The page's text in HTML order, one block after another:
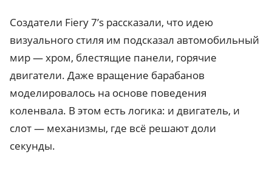
Создатели Fiery 7’s рассказали, что идею
визуального стиля им подсказал автомобильный
мир — хром, блестящие панели, горячие
двигатели. Даже вращение барабанов
моделировалось на основе поведения
коленвала. В этом есть логика: и двигатель, и
слот — механизмы, где всё решают доли
секунды.